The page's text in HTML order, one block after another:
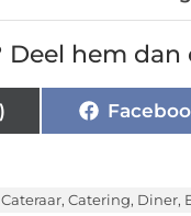
Deel hem dan
Cateraar, Catering, Diner,